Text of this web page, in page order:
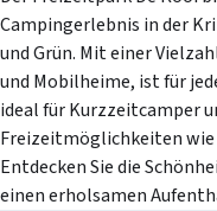
Campingerlebnis in der
und Grün. Mit einer
und Mobilheime, ist für
ideal für Kurzzeitcamper
Freizeitmöglichkeiten wie
Entdecken Sie die
einen erholsamen